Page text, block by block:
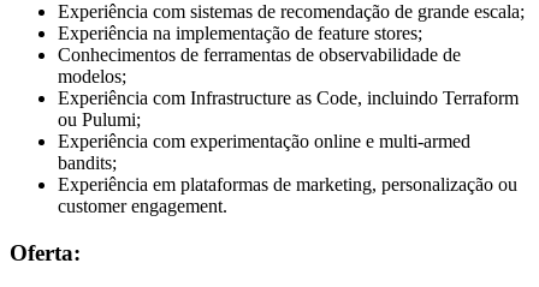
Experiência com sistemas de recomendação de grande escala;
Experiência na implementação de feature stores;
Conhecimentos de ferramentas de observabilidade de
modelos;
Experiência com Infrastructure as Code, incluindo Terraform
ou Pulumi;
Experiência com experimentação online e multi-armed
bandits;
Experiência em plataformas de marketing, personalização ou
customer engagement.
Oferta: